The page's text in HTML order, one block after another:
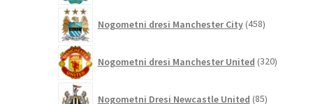
Nogometni dresi Manchester City 458izdelkov
Nogometni dresi Manchester United 320izdelkov
Nogometni Dresi Newcastle United 85